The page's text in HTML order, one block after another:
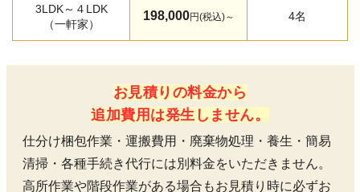
3LDK～４LDK
（一軒家）
198,000円(税込)～ 4名
お見積りの料金から
追加費用は発生しません。
仕分け梱包作業・運搬費用・廃棄物処理・養生・簡易
清掃・各種手続き代行には別料金をいただきません。
高所作業や階段作業がある場合もお見積り時に必ずお